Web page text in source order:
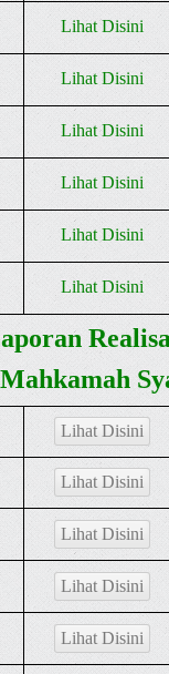
Lihat Disini
Lihat Disini
Lihat Disini
Lihat Disini
Lihat Disini
Lihat Disini
Mahkamah
Lihat Disini
Lihat Disini
Lihat Disini
Lihat Disini
Lihat Disini